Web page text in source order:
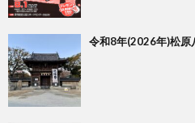
令和8年(2026年)松原